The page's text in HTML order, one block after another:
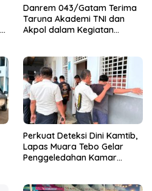
Danrem 043/Gatam Terima
Taruna Akademi TNI dan
Akpol dalam Kegiatan
Perkuat Deteksi Dini Kamtib,
Lapas Muara Tebo Gelar
Penggeledahan Kamar